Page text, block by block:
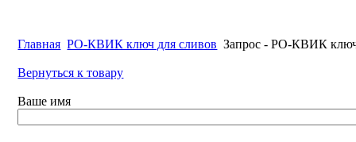
Главная РО-КВИК ключ для сливов Запрос - РО-КВИК
Вернуться к товару
Ваше имя